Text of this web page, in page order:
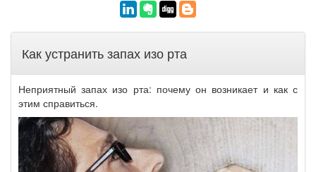
Как устранить запах изо рта
Неприятный запах изо рта: почему он возникает и как с
этим справиться.